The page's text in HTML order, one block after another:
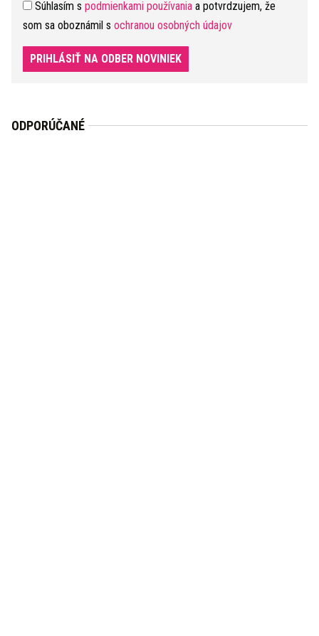
Súhlasím s podmienkami používania a potvrdzujem, že
som sa oboznámil s ochranou osobných údajov
PRIHLÁSIŤ NA ODBER NOVINIEK
ODPORÚČANÉ